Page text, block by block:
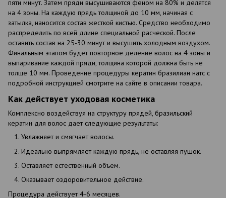
пяти минут. Затем пряди высушиваются феном на 80% и делятся
на 4 зоны. На каждую прядь толщиной до 10 мм, начиная с
затылка, наносится состав жесткой кистью. Средство необходимо
распределить по всей длине специальной расческой. После
оставить состав на 25-30 минут и высушить холодным воздухом.
Финальным этапом будет повторное деление волос на 4 зоны и
выпаривание каждой пряди, толщина которой должна быть не
толще 10 мм. Проведение процедуры кератин бразилиан натс с
подробной инструкцией смотрите на сайте в описании товара.
Как действует уходовая косметика
Комплексно воздействуя на структуру прядей, бразильский
кератин для волос дает следующие результаты:
Увлажняет и смягчает волосы.
Идеально выпрямляет каждую прядь, не оставляя пушок.
Оставляет естественный объем.
Оказывает оздоровительное действие.
Процедура действует 4-6 месяцев.